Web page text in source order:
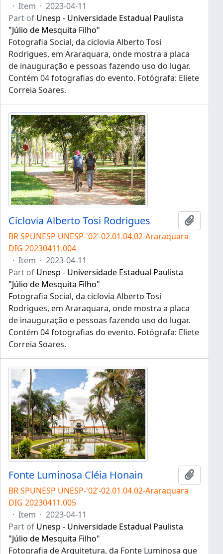
· Item · 2023-04-11
Part of Unesp - Universidade Estadual Paulista
"Júlio de Mesquita Filho"
Fotografia Social, da ciclovia Alberto Tosi
Rodrigues, em Araraquara, onde mostra a placa
de inauguração e pessoas fazendo uso do lugar.
Contém 04 fotografias do evento. Fotógrafa: Eliete
Correia Soares.
Ciclovia Alberto Tosi Rodrigues
Add to
BR SPUNESP UNESP-'02’-02.01.04.02-Araraquara
DIG 20230411.004
· Item · 2023-04-11
Part of Unesp - Universidade Estadual Paulista
"Júlio de Mesquita Filho"
Fotografia Social, da ciclovia Alberto Tosi
Rodrigues, em Araraquara, onde mostra a placa
de inauguração e pessoas fazendo uso do lugar.
Contém 04 fotografias do evento. Fotógrafa: Eliete
Correia Soares.
Fonte Luminosa Cléia Honain
Add to
BR SPUNESP UNESP-'02’-02.01.04.02-Araraquara
DIG 20230411.005
· Item · 2023-04-11
Part of Unesp - Universidade Estadual Paulista
"Júlio de Mesquita Filho"
Fotografia de Arquitetura, da Fonte Luminosa que